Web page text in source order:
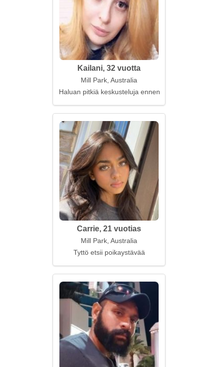
Kailani, 32 vuotta
Mill Park, Australia
Haluan pitkiä keskusteluja ennen
Carrie, 21 vuotias
Mill Park, Australia
Tyttö etsii poikaystävää